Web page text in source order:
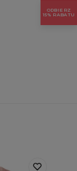
ODBIERZ
15% RABATU